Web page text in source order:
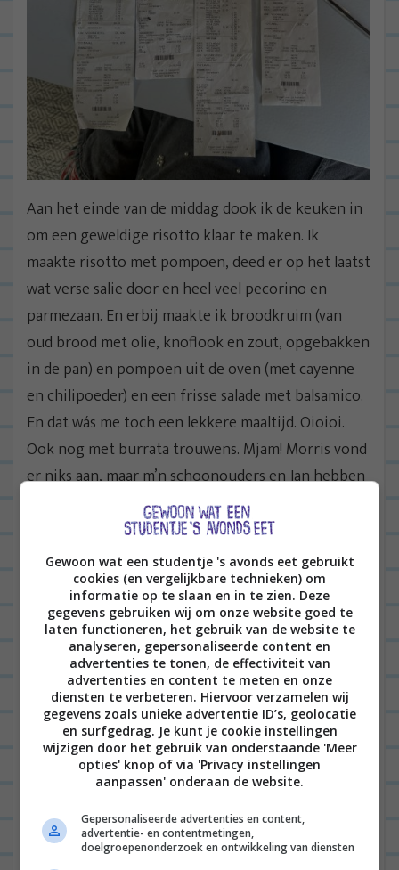
Aan het einde van de middag dook ik de keuken in
om een geweldige risotto klaar te maken. Ik
maakte risotto met pompoen, deed er op het laatst
wat verse salie door en heel veel pecorino en
parmezaan. En erbij maakte ik broodkruim (van
oud brood met olie, knoflook en zout, opgebakken
in de pan) en pompoen uit de oven (met cayenne
en chilipoeder) en een frisse salade met balsamico.
En dat wás me toch een lekkere maaltijd. Oioioi.
Ook nog met burrata trouwens. Mjam! Morris vond
er niks aan, maar m’n schoonouders en Jan hebben
heerlijk gesmikkeld :D.
Gewoon wat een studentje 's avonds eet gebruikt
cookies (en vergelijkbare technieken) om
informatie op te slaan en in te zien. Deze
gegevens gebruiken wij om onze website goed te
laten functioneren, het gebruik van de website te
analyseren, gepersonaliseerde content en
advertenties te tonen, de effectiviteit van
advertenties en content te meten en onze
diensten te verbeteren. Hiervoor verzamelen wij
gegevens zoals unieke advertentie ID’s, geolocatie
en surfgedrag. Je kunt je cookie instellingen
wijzigen door het gebruik van onderstaande 'Meer
opties' knop of via 'Privacy instellingen
aanpassen' onderaan de website.
Gepersonaliseerde advertenties en content,
advertentie- en contentmetingen,
doelgroepenonderzoek en ontwikkeling van diensten